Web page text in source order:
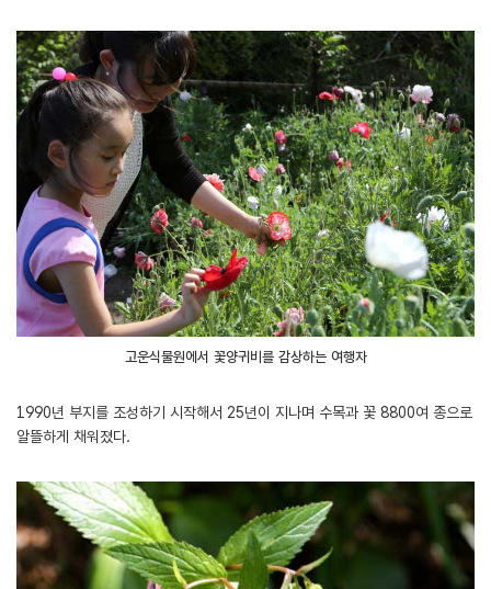
고운식물원에서 꽃양귀비를 감상하는 여행자
1990년 부지를 조성하기 시작해서 25년이 지나며 수목과 꽃 8800여 종으로
알뜰하게 채워졌다.